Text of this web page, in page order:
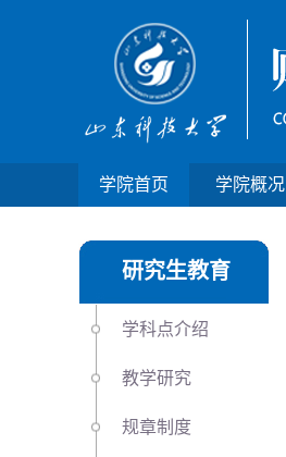
学院首页 学院概况
研究生教育
学科点介绍
教学研究
规章制度